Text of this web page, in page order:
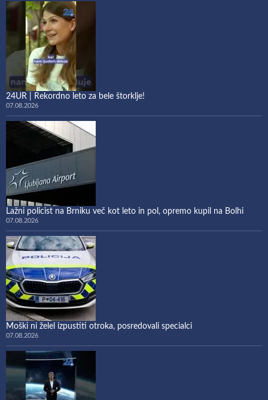
24UR | Rekordno leto za bele štorklje!
07.08.2026
Lažni policist na Brniku več kot leto in pol, opremo kupil na Bolhi
07.08.2026
Moški ni želel izpustiti otroka, posredovali specialci
07.08.2026